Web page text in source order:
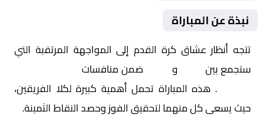
نبذة عن المباراة
تتجه أنظار عشاق كرة القدم إلى المواجهة المرتقبة التي
ستجمع بين
و ضمن منافسات
. هذه المباراة تحمل أهمية كبيرة لكلا الفريقين،
حيث يسعى كل منهما لتحقيق الفوز وحصد النقاط الثمينة.